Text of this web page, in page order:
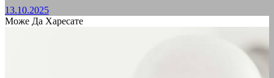
13.10.2025
Може Да Харесате